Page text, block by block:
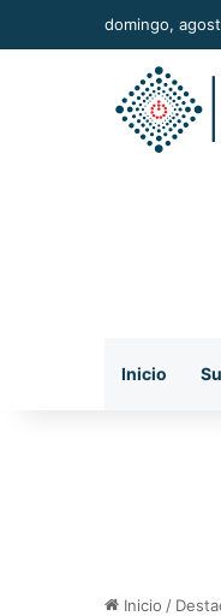
domingo,
Inicio
Inicio /